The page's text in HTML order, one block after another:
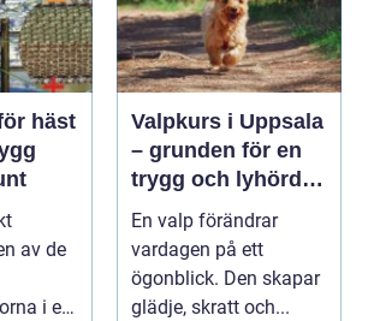
häst
av de
i ett
Valpkurs i Uppsala
– grunden för en
trygg och lyhörd
hund
En valp förändrar
vardagen på ett
ögonblick. Den skapar
glädje, skratt och...